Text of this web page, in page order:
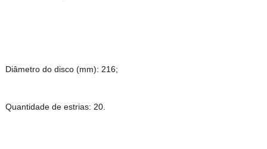
Diâmetro do disco (mm): 216;
Quantidade de estrias: 20.